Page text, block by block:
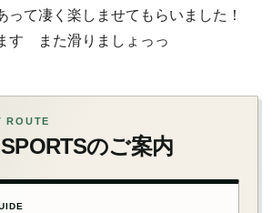
って凄く楽しませてもらいました！
す また滑りましょっっ
ROUTE
のご案内